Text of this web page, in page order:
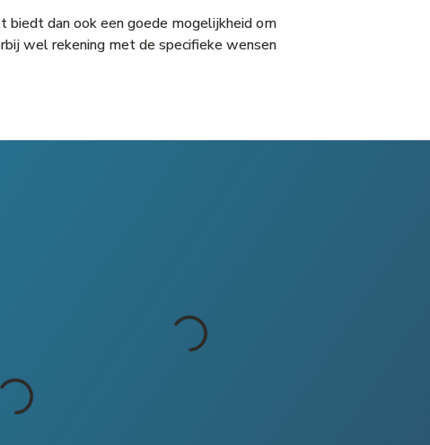
biedt dan ook een goede mogelijkheid om
wel rekening met de specifieke wensen